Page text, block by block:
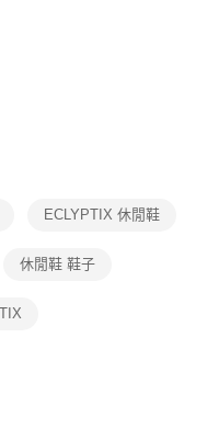
將跳轉至「AFTEE先享後付」
。
中的連結，可透過四大超商／
為交易完成。
結帳頁面顯示為準，若有關於
問，請聯繫「AFTEE先享後付
support/home
先享後付」服務完成之交
監護人之同意方可使用
之損失，本公司不負相關責
費
費
ECLYPTIX 休閒鞋
休閒鞋 鞋子